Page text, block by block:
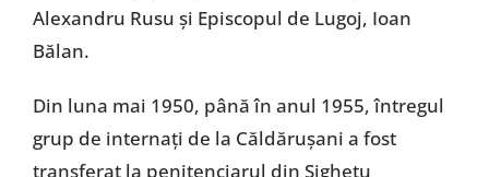
Alexandru Rusu şi Episcopul de Lugoj, Ioan
Bălan.
Din luna mai 1950, până în anul 1955, întregul
grup de internaţi de la Căldăruşani a fost
transferat la penitenciarul din Sighetu